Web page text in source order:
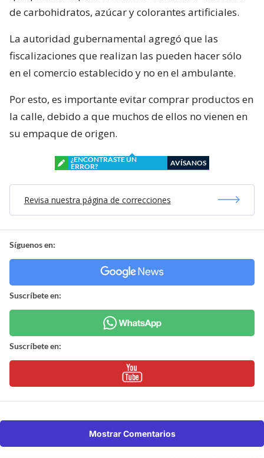
de carbohidratos, azúcar y colorantes artificiales.
La autoridad gubernamental agregó que las
fiscalizaciones que realizan las pueden hacer sólo
en el comercio establecido y no en el ambulante.
Por esto, es importante evitar comprar productos en
la calle, debido a que muchos de ellos no vienen en
su empaque de origen.
¿ENCONTRASTE UN
ERROR?
AVÍSANOS
Revisa nuestra página de correcciones
Síguenos en:
Suscríbete en:
Suscríbete en:
Mostrar Comentarios